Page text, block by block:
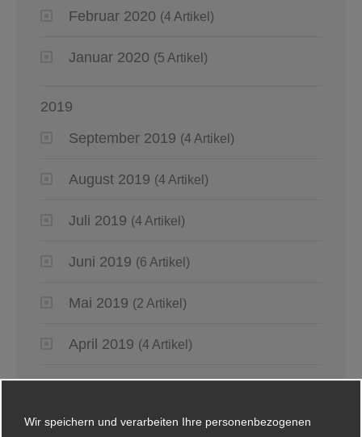
Februar 2020 (4 Artikel)
Januar 2020 (5 Artikel)
2019
September 2019 (4 Artikel)
August 2019 (4 Artikel)
Juli 2019 (4 Artikel)
Juni 2019 (6 Artikel)
Mai 2019 (2 Artikel)
April 2019 (4 Artikel)
März 2019
Januar 2019 (5 Artikel)
Wir speichern und verarbeiten Ihre personenbezogenen